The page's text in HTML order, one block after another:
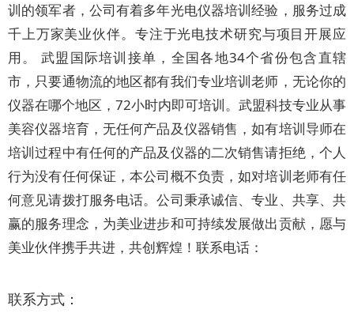
训的领军者，公司有着多年光电仪器培训经验，服务过成
千上万家美业伙伴。专注于光电技术研究与项目开展应
用。 武盟国际培训接单，全国各地34个省份包含直辖
市，只要通物流的地区都有我们专业培训老师，无论你的
仪器在哪个地区，72小时内即可培训。武盟科技专业从事
美容仪器培育，无任何产品及仪器销售，如有培训导师在
培训过程中有任何的产品及仪器的二次销售请拒绝，个人
行为没有任何保证，本公司概不负责，如对培训老师有任
何意见请拨打服务电话。公司秉承诚信、专业、共享、共
赢的服务理念，为美业进步和可持续发展做出贡献，愿与
美业伙伴携手共进，共创辉煌！联系电话：
联系方式：